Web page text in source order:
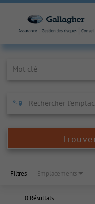
Filtres Emplacements
0 Résultats